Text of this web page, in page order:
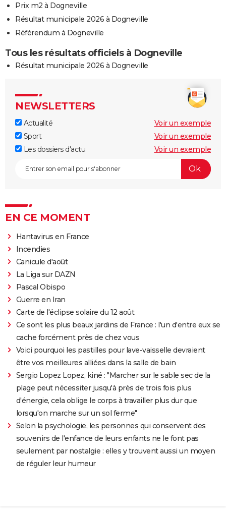
Prix m2 à Dogneville
Résultat municipale 2026 à Dogneville
Référendum à Dogneville
Tous les résultats officiels à Dogneville
Résultat municipale 2026 à Dogneville
NEWSLETTERS
Actualité
Voir un exemple
Sport
Voir un exemple
Les dossiers d'actu
Voir un exemple
EN CE MOMENT
Hantavirus en France
Incendies
Canicule d'août
La Liga sur DAZN
Pascal Obispo
Guerre en Iran
Carte de l'éclipse solaire du 12 août
Ce sont les plus beaux jardins de France : l'un d'entre eux se
cache forcément près de chez vous
Voici pourquoi les pastilles pour lave-vaisselle devraient
être vos meilleures alliées dans la salle de bain
Sergio Lopez Lopez, kiné : "Marcher sur le sable sec de la
plage peut nécessiter jusqu'à près de trois fois plus
d'énergie, cela oblige le corps à travailler plus dur que
lorsqu'on marche sur un sol ferme"
Selon la psychologie, les personnes qui conservent des
souvenirs de l'enfance de leurs enfants ne le font pas
seulement par nostalgie : elles y trouvent aussi un moyen
de réguler leur humeur